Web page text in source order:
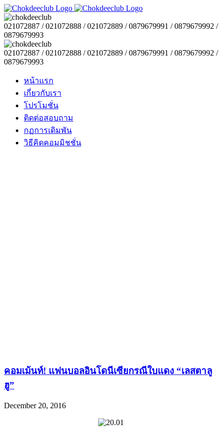
021072887 / 021072888 / 021072889 / 0879679991 / 0879679992 /
0879679993
021072887 / 021072888 / 021072889 / 0879679991 / 0879679992 /
0879679993
หน้าแรก
เกี่ยวกับเรา
โปรโมชั่น
ติดต่อสอบถาม
กฏการเดิมพัน
วิธีคิดคอมมิชชั่น
คอมเม้นท์! แฟนบอลอินโดนีเซียกรณีใบแดง “เลสตาลู
ฮู”
December 20, 2016